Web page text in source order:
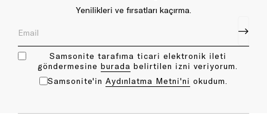
Yenilikleri ve fırsatları kaçırma.
Samsonite tarafıma ticari elektronik ileti
göndermesine bu rada belirtilen izni veriyorum.
Samsonite'in Aydınlatma Metni'ni okudum.